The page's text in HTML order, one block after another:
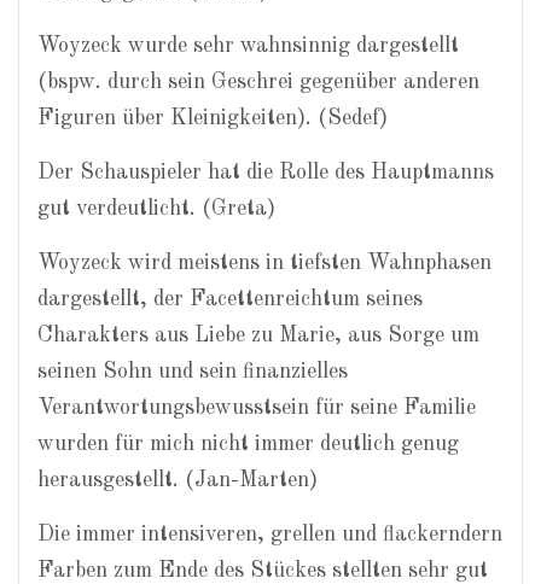
Woyzeck wurde sehr wahnsinnig dargestellt
(bspw. durch sein Geschrei gegenüber anderen
Figuren über Kleinigkeiten). (Sedef)
Der Schauspieler hat die Rolle des Hauptmanns
gut verdeutlicht. (Greta)
Woyzeck wird meistens in tiefsten Wahnphasen
dargestellt, der Facettenreichtum seines
Charakters aus Liebe zu Marie, aus Sorge um
seinen Sohn und sein finanzielles
Verantwortungsbewusstsein für seine Familie
wurden für mich nicht immer deutlich genug
herausgestellt. (Jan-Marten)
Die immer intensiveren, grellen und flackerndern
Farben zum Ende des Stückes stellten sehr gut